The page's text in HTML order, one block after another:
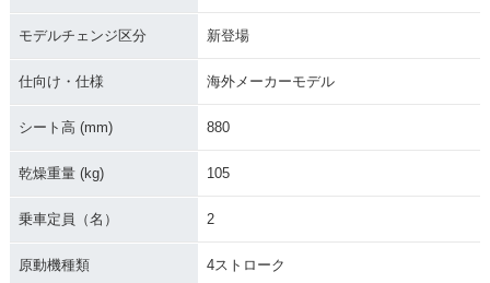
モデルチェンジ区分 新登場
仕向け・仕様 海外メーカーモデル
シート高 (mm) 880
乾燥重量 (kg) 105
乗車定員（名） 2
原動機種類 4ストローク